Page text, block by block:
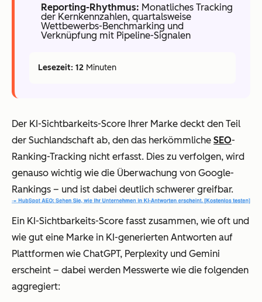
Reporting-Rhythmus: Monatliches Tracking
der Kernkennzahlen, quartalsweise
Wettbewerbs-Benchmarking und
Verknüpfung mit Pipeline-Signalen
Lesezeit: 12 Minuten
Der KI-Sichtbarkeits-Score Ihrer Marke deckt den Teil
der Suchlandschaft ab, den das herkömmliche SEO-
Ranking-Tracking nicht erfasst. Dies zu verfolgen, wird
genauso wichtig wie die Überwachung von Google-
Rankings – und ist dabei deutlich schwerer greifbar.
Ein KI-Sichtbarkeits-Score fasst zusammen, wie oft und
wie gut eine Marke in KI-generierten Antworten auf
Plattformen wie ChatGPT, Perplexity und Gemini
erscheint – dabei werden Messwerte wie die folgenden
aggregiert: